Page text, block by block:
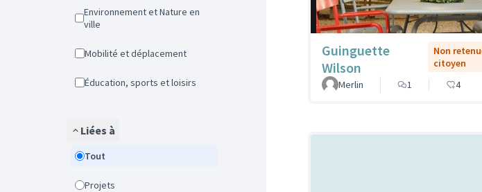
Environnement et Nature en
ville
Mobilité et déplacement
Éducation, sports et loisirs
Liées à
Tout
Projets
Guinguette
Wilson
Non
citoyen
Merlin
1 4